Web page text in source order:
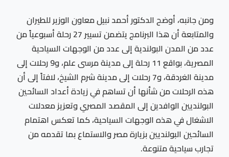
ومن جانبه، أوضح الدكتور أحمد نبيل معاون الوزير للطيران
والمتابعة أن هذا البرنامج يتضمن تسيير 27 رحلة أسبوعياً من
عدد من المدن البولندية إلى عدد من الوجهات السياحية
المصرية، بواقع 11 رحلة إلى مدينة مرسى علم، و9 رحلات إلى
مدينة الغردقة، و7 رحلات إلى مدينة شرم الشيخ، لافتاً إلى أن
هذه الرحلات من شأنها أن تساهم في زيادة أعداد السائحين
البولنديين الوافدين إلى المقصد المصري وتعزيز معدلات
الاشغال في هذه الوجهات السياحية، كما تعكس اهتمام
السائحين البولنديين بزيارة مصر والاستماع بما تقدمه من
تجارب سياحية متنوعة.